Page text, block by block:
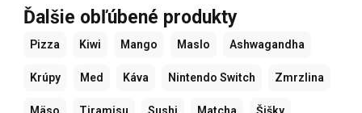
Ďalšie obľúbené produkty
Pizza Kiwi Mango Maslo Ashwagandha
Krúpy Med Káva Nintendo Switch Zmrzlina